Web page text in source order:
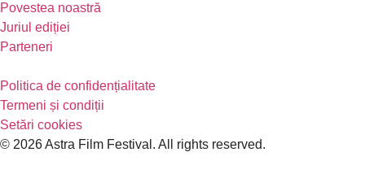
Povestea noastră
Juriul ediției
Parteneri
Politica de confidențialitate
Termeni și condiții
Setări cookies
© 2026 Astra Film Festival. All rights reserved.